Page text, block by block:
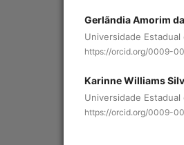
Gerlãndia Amorim
Universidade Estadual
https://orcid.org/0009-
Karinne Williams
Universidade Estadual
https://orcid.org/0009-